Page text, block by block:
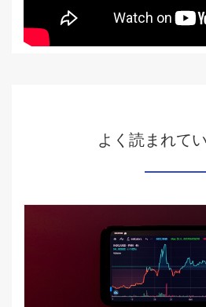
よく読まれて